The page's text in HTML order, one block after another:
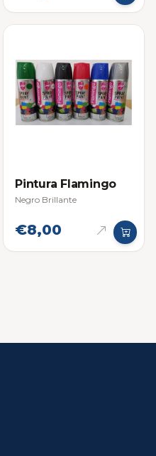
Pintura Flamingo
Negro Brillante
€8,00